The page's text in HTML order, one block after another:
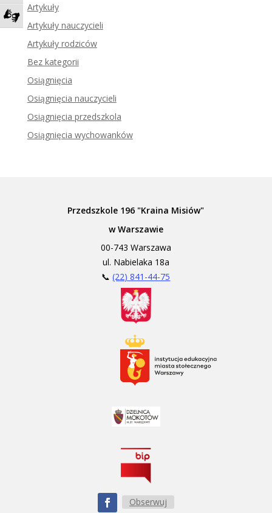
Zadzwoń do tłumacza języka migowego
Artykuły
Artykuły nauczycieli
Artykuły rodziców
Bez kategorii
Osiągnięcia
Osiągnięcia nauczycieli
Osiągnięcia przedszkola
Osiągnięcia wychowanków
Przedszkole 196 "Kraina Misiów"
w Warszawie
00-743 Warszawa
ul. Nabielaka 18a
📞(22) 841-44-75
Obserwuj